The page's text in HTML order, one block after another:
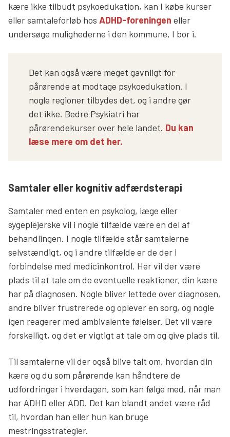
kære ikke tilbudt psykoedukation, kan I købe kurser
eller samtaleforløb hos ADHD-foreningen eller
undersøge mulighederne i den kommune, I bor i.
Det kan også være meget gavnligt for
pårørende at modtage psykoedukation. I
nogle regioner tilbydes det, og i andre gør
det ikke. Bedre Psykiatri har
pårørendekurser over hele landet. Du kan
læse mere om det her.
Samtaler eller kognitiv adfærdsterapi
Samtaler med enten en psykolog, læge eller
sygeplejerske vil i nogle tilfælde være en del af
behandlingen. I nogle tilfælde står samtalerne
selvstændigt, og i andre tilfælde er de der i
forbindelse med medicinkontrol. Her vil der være
plads til at tale om de eventuelle reaktioner, din kære
har på diagnosen. Nogle bliver lettede over diagnosen,
andre bliver frustrerede og oplever en sorg, og nogle
igen reagerer med ambivalente følelser. Det vil være
forskelligt, og det er vigtigt at tale om og give plads til.
Til samtalerne vil der også blive talt om, hvordan din
kære og du som pårørende kan håndtere de
udfordringer i hverdagen, som kan følge med, når man
har ADHD eller ADD. Det kan blandt andet være råd
til, hvordan han eller hun kan bruge
mestringsstrategier.